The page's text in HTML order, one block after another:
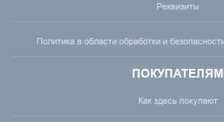
Реквизиты
Политика в области обработки и
ПОКУПАТЕЛЯМ
Как здесь покупают